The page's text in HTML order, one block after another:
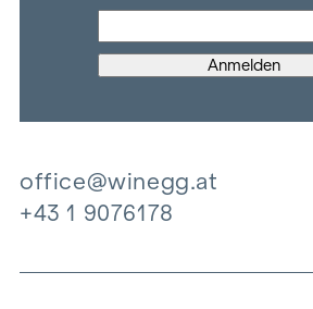
office@winegg.at
+43 1 9076178